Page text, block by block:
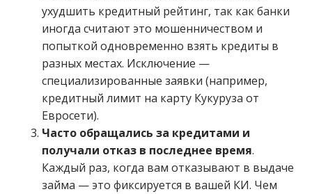
ухудшить кредитный рейтинг, так как банки
иногда считают это мошенничеством и
попыткой одновременно взять кредиты в
разных местах. Исключение —
специализированные заявки (например,
кредитный лимит на карту Кукуруза от
Евросети).
Часто обращались за кредитами и
получали отказ в последнее время.
Каждый раз, когда вам отказывают в выдаче
займа — это фиксируется в вашей КИ. Чем